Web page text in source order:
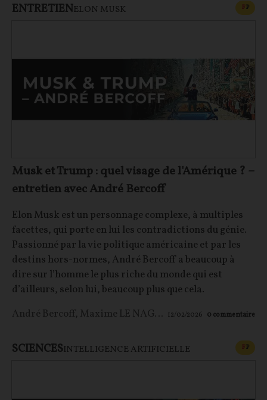
ENTRETIENELON MUSK FP
Musk et Trump : quel visage de l'Amérique ? –
entretien avec André Bercoff
Elon Musk est un personnage complexe, à multiples
facettes, qui porte en lui les contradictions du génie.
Passionné par la vie politique américaine et par les
destins hors-normes, André Bercoff a beaucoup à
dire sur l’homme le plus riche du monde qui est
d’ailleurs, selon lui, beaucoup plus que cela.
André Bercoff, Maxime LE NAGARD 12/02/2026 0 commentaire
SCIENCESINTELLIGENCE ARTIFICIELLE FP